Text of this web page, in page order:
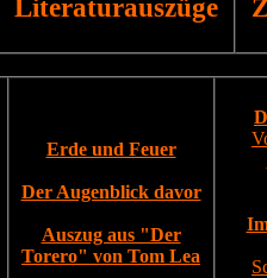
Literaturauszüge
Erde und Feuer
Der Augenblick davor
Auszug aus "Der
Torero" von Tom Lea